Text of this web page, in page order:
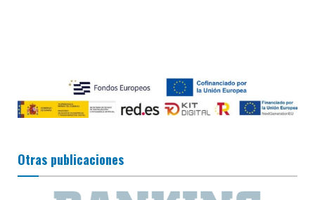
Otras publicaciones